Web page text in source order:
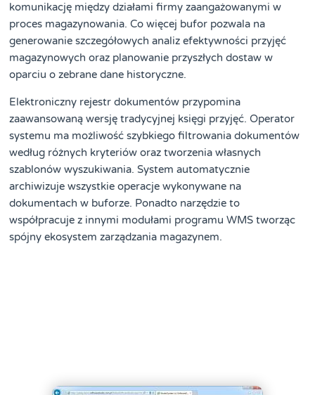
komunikację między działami firmy zaangażowanymi w
proces magazynowania. Co więcej bufor pozwala na
generowanie szczegółowych analiz efektywności przyjęć
magazynowych oraz planowanie przyszłych dostaw w
oparciu o zebrane dane historyczne.
Elektroniczny rejestr dokumentów przypomina
zaawansowaną wersję tradycyjnej księgi przyjęć. Operator
systemu ma możliwość szybkiego filtrowania dokumentów
według różnych kryteriów oraz tworzenia własnych
szablonów wyszukiwania. System automatycznie
archiwizuje wszystkie operacje wykonywane na
dokumentach w buforze. Ponadto narzędzie to
współpracuje z innymi modułami programu WMS tworząc
spójny ekosystem zarządzania magazynem.